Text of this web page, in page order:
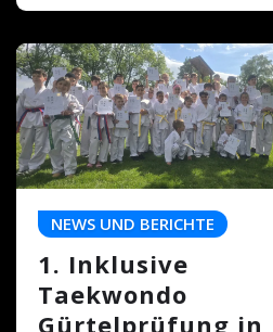
NEWS UND BERICHTE
1. Inklusive
Taekwondo
Gürtelprüfung in